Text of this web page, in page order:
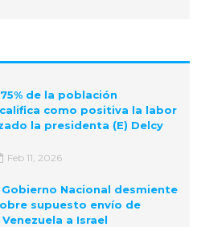
75% de la población
como positiva la labor
la presidenta (E) Delcy
Feb 11, 2026
Gobierno Nacional desmiente
supuesto envío de
a Israel